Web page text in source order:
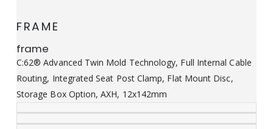
FRAME
frame
C:62® Advanced Twin Mold Technology, Full Internal Cable
Routing, Integrated Seat Post Clamp, Flat Mount Disc,
Storage Box Option, AXH, 12x142mm